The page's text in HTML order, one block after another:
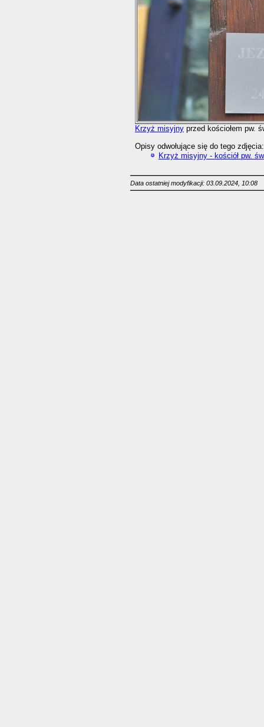
Krzyż misyjnyprzed kościołem pw.
Opisy odwołujące się do tego zdjęcia:
Krzyż misyjny - kościół pw.
Data ostatniej modyfikacji: 03.09.2024, 10:08